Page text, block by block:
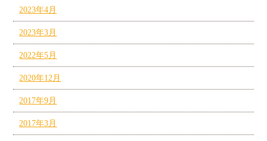
2023年4月
2023年3月
2022年5月
2020年12月
2017年9月
2017年3月